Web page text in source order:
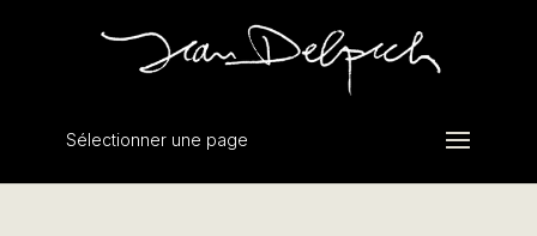
Sélectionner une page